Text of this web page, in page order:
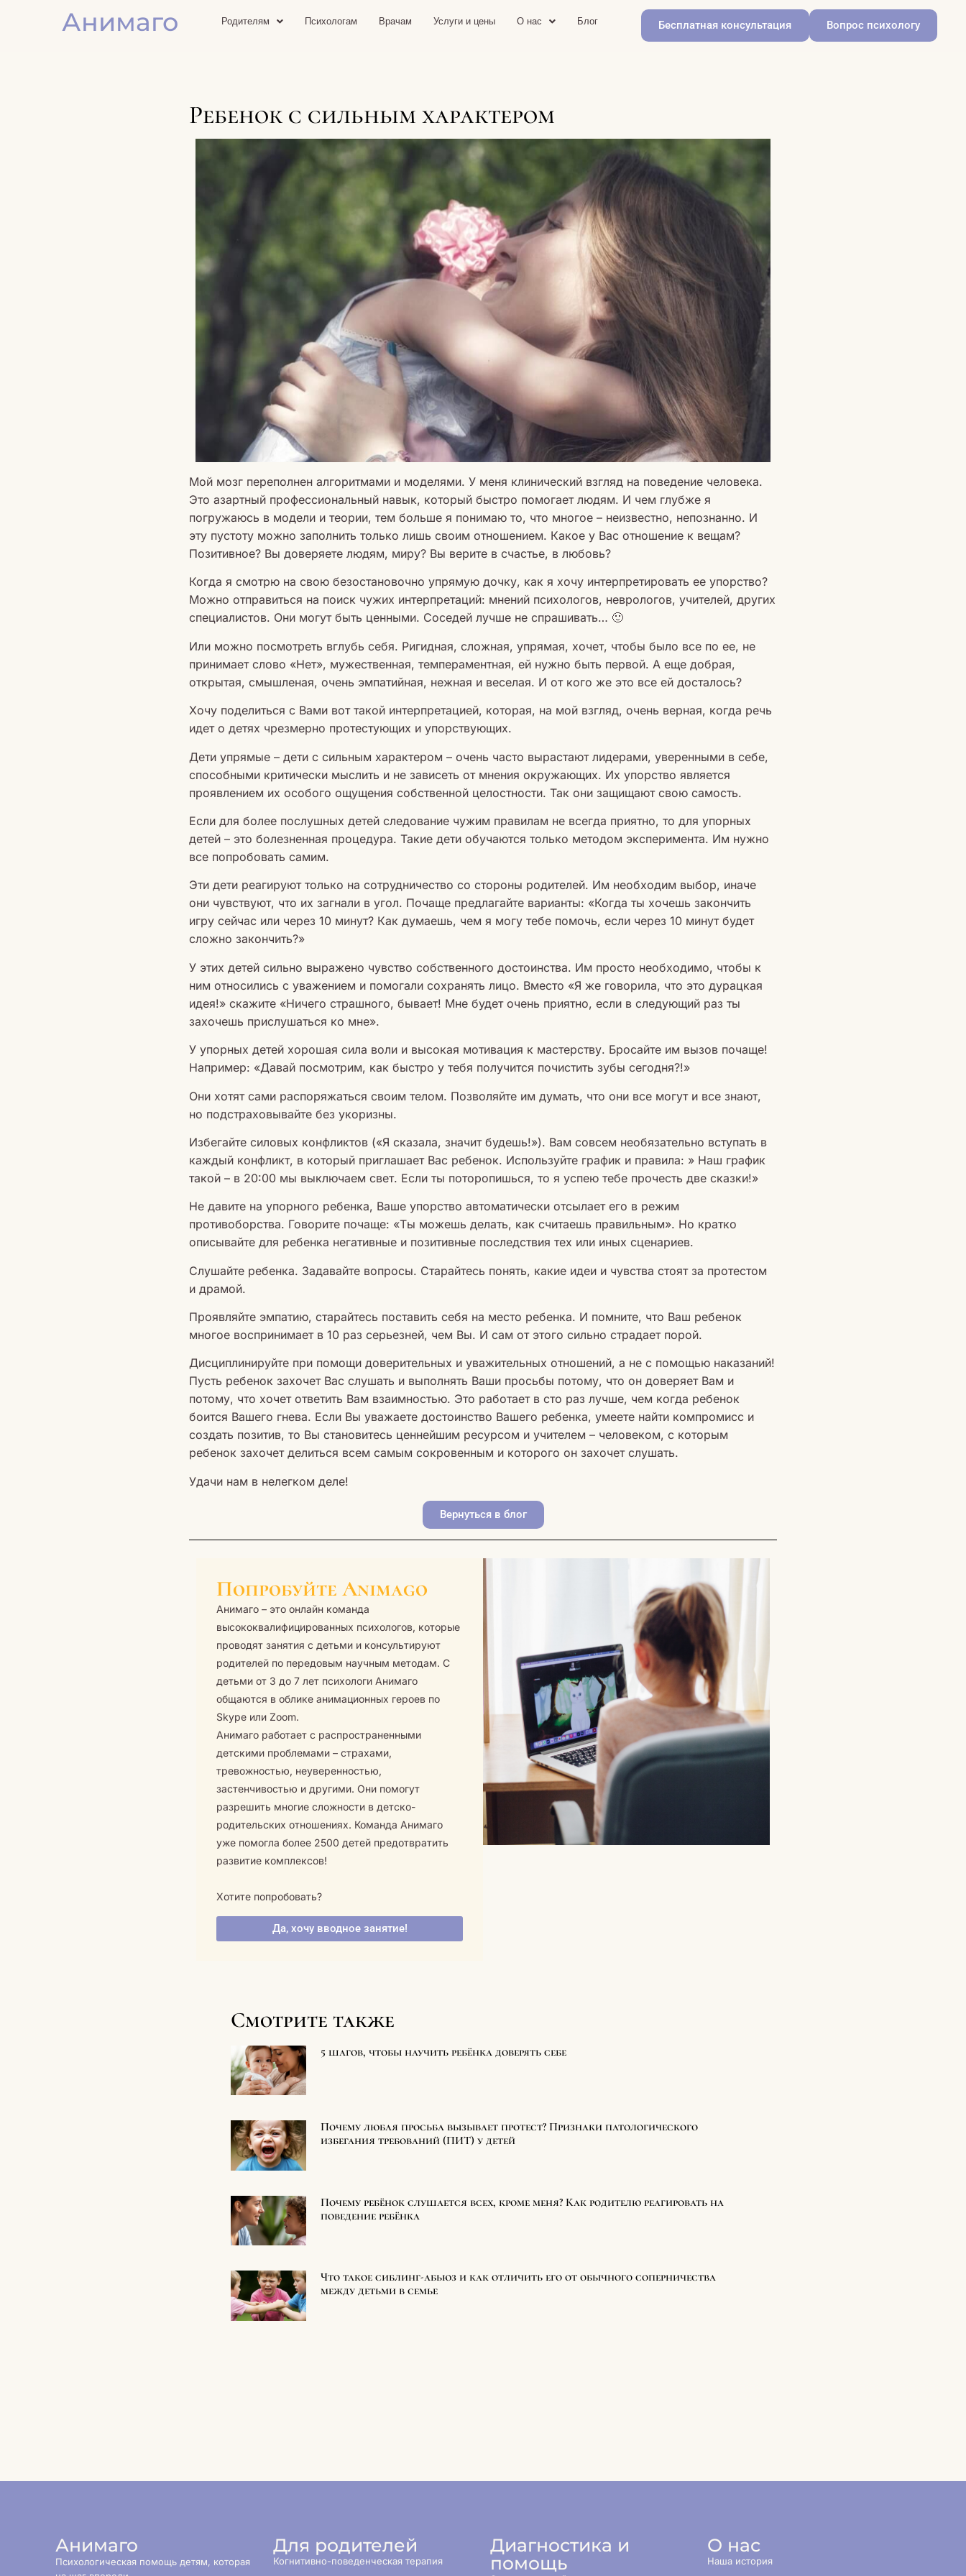
Анимаго Родителям Психологам Врачам Услуги и цены О нас Блог Бесплатная консультация Вопрос психологу
Ребенок с сильным характером
Мой мозг переполнен алгоритмами и моделями. У меня клинический взгляд на поведение человека.
Это азартный профессиональный навык, который быстро помогает людям. И чем глубже я
погружаюсь в модели и теории, тем больше я понимаю то, что многое – неизвестно, непознанно. И
эту пустоту можно заполнить только лишь своим отношением. Какое у Вас отношение к вещам?
Позитивное? Вы доверяете людям, миру? Вы верите в счастье, в любовь?
Когда я смотрю на свою безостановочно упрямую дочку, как я хочу интерпретировать ее упорство?
Можно отправиться на поиск чужих интерпретаций: мнений психологов, неврологов, учителей, других
специалистов. Они могут быть ценными. Соседей лучше не спрашивать… 🙂
Или можно посмотреть вглубь себя. Ригидная, сложная, упрямая, хочет, чтобы было все по ее, не
принимает слово «Нет», мужественная, темпераментная, ей нужно быть первой. А еще добрая,
открытая, смышленая, очень эмпатийная, нежная и веселая. И от кого же это все ей досталось?
Хочу поделиться с Вами вот такой интерпретацией, которая, на мой взгляд, очень верная, когда речь
идет о детях чрезмерно протестующих и упорствующих.
Дети упрямые – дети с сильным характером – очень часто вырастают лидерами, уверенными в себе,
способными критически мыслить и не зависеть от мнения окружающих. Их упорство является
проявлением их особого ощущения собственной целостности. Так они защищают свою самость.
Если для более послушных детей следование чужим правилам не всегда приятно, то для упорных
детей – это болезненная процедура. Такие дети обучаются только методом эксперимента. Им нужно
все попробовать самим.
Эти дети реагируют только на сотрудничество со стороны родителей. Им необходим выбор, иначе
они чувствуют, что их загнали в угол. Почаще предлагайте варианты: «Когда ты хочешь закончить
игру сейчас или через 10 минут? Как думаешь, чем я могу тебе помочь, если через 10 минут будет
сложно закончить?»
У этих детей сильно выражено чувство собственного достоинства. Им просто необходимо, чтобы к
ним относились с уважением и помогали сохранять лицо. Вместо «Я же говорила, что это дурацкая
идея!» скажите «Ничего страшного, бывает! Мне будет очень приятно, если в следующий раз ты
захочешь прислушаться ко мне».
У упорных детей хорошая сила воли и высокая мотивация к мастерству. Бросайте им вызов почаще!
Например: «Давай посмотрим, как быстро у тебя получится почистить зубы сегодня?!»
Они хотят сами распоряжаться своим телом. Позволяйте им думать, что они все могут и все знают,
но подстраховывайте без укоризны.
Избегайте силовых конфликтов («Я сказала, значит будешь!»). Вам совсем необязательно вступать в
каждый конфликт, в который приглашает Вас ребенок. Используйте график и правила: » Наш график
такой – в 20:00 мы выключаем свет. Если ты поторопишься, то я успею тебе прочесть две сказки!»
Не давите на упорного ребенка, Ваше упорство автоматически отсылает его в режим
противоборства. Говорите почаще: «Ты можешь делать, как считаешь правильным». Но кратко
описывайте для ребенка негативные и позитивные последствия тех или иных сценариев.
Слушайте ребенка. Задавайте вопросы. Старайтесь понять, какие идеи и чувства стоят за протестом
и драмой.
Проявляйте эмпатию, старайтесь поставить себя на место ребенка. И помните, что Ваш ребенок
многое воспринимает в 10 раз серьезней, чем Вы. И сам от этого сильно страдает порой.
Дисциплинируйте при помощи доверительных и уважительных отношений, а не с помощью наказаний!
Пусть ребенок захочет Вас слушать и выполнять Ваши просьбы потому, что он доверяет Вам и
потому, что хочет ответить Вам взаимностью. Это работает в сто раз лучше, чем когда ребенок
боится Вашего гнева. Если Вы уважаете достоинство Вашего ребенка, умеете найти компромисс и
создать позитив, то Вы становитесь ценнейшим ресурсом и учителем – человеком, с которым
ребенок захочет делиться всем самым сокровенным и которого он захочет слушать.
Удачи нам в нелегком деле!
Вернуться в блог
Попробуйте Animago
Анимаго – это онлайн команда
высококвалифицированных психологов, которые
проводят занятия с детьми и консультируют
родителей по передовым научным методам. С
детьми от 3 до 7 лет психологи Анимаго
общаются в облике анимационных героев по
Skype или Zoom.
Анимаго работает с распространенными
детскими проблемами – страхами,
тревожностью, неуверенностью,
застенчивостью и другими. Они помогут
разрешить многие сложности в детско-
родительских отношениях. Команда Анимаго
уже помогла более 2500 детей предотвратить
развитие комплексов!
Хотите попробовать?
Да, хочу вводное занятие!
Смотрите также
5 шагов, чтобы научить ребёнка доверять себе
Почему любая просьба вызывает протест? Признаки патологического
избегания требований (ПИТ) у детей
Почему ребёнок слушается всех, кроме меня? Как родителю реагировать на
поведение ребёнка
Что такое сиблинг-абьюз и как отличить его от обычного соперничества
между детьми в семье
Анимаго
Психологическая помощь детям, которая
Для родителей
Когнитивно-поведенческая терапия
Диагностика и
помощь
О нас
Наша история